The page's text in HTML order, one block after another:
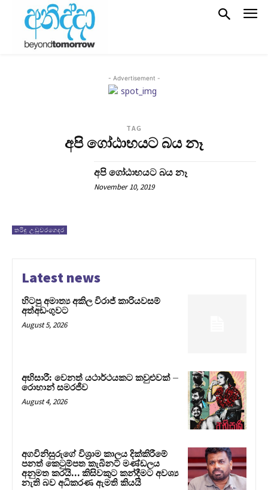
- Advertisement -
TAG
අපි ගෝඨාභයට බය නෑ
තරිඳු උඩුවරගෙදර
අපි ගෝඨාභයට බය නෑ
November 10, 2019
Latest news
හිටපු අමාත්‍ය අකිල විරාජ් කාරියවසම්
අත්අඩංගුවට
August 5, 2026
අභිසාරී: වෙනත් යථාර්ථයකට කවුළුවක් –
රොහාන් සමරජීව
August 4, 2026
අගවිනිසුරුගේ විශ්‍රාම කාලය දික්කිරීමේ
පනත් කෙටුම්පත කැබිනට් මණ්ඩලය
අනුමත කරයි… කිසිවකුට කන්දීමට අවශ්‍ය
නැති බව අධිකරණ ඇමති කියයි